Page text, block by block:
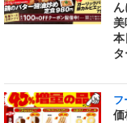
美
本
フ
価